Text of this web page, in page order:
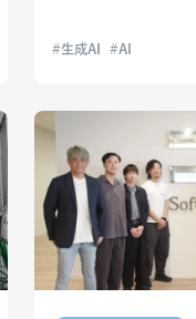
生成AI AI